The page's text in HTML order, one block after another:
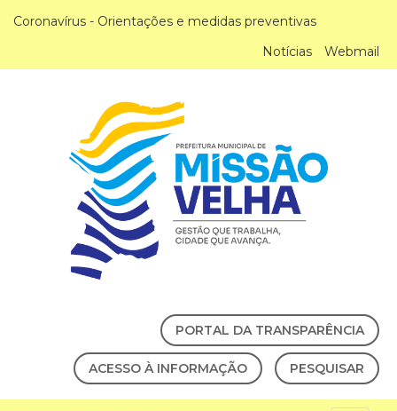
Coronavírus - Orientações e medidas preventivas
Notícias
Webmail
PORTAL DA TRANSPARÊNCIA
ACESSO À INFORMAÇÃO PESQUISAR